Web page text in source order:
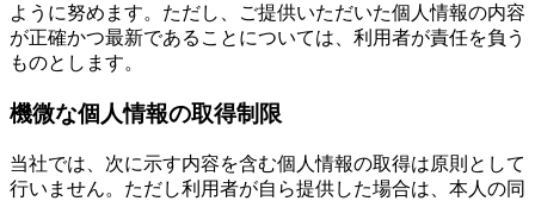
ように努めます。ただし、ご提供いただいた個人情報の内容
が正確かつ最新であることについては、利用者が責任を負う
ものとします。
機微な個人情報の取得制限
当社では、次に示す内容を含む個人情報の取得は原則として
行いません。ただし利用者が自ら提供した場合は、本人の同